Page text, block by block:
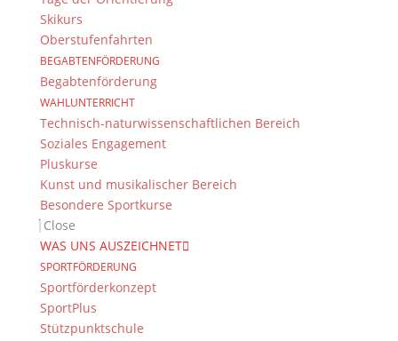
Skikurs
Oberstufenfahrten
BEGABTENFÖRDERUNG
Begabtenförderung
WAHLUNTERRICHT
Technisch-naturwissenschaftlichen Bereich
Soziales Engagement
Pluskurse
Kunst und musikalischer Bereich
Besondere Sportkurse
Close
WAS UNS AUSZEICHNET
SPORTFÖRDERUNG
Sportförderkonzept
SportPlus
Stützpunktschule
Tel.: +49 (0) 951 93 23 90
Fax.: +49 (0) 951 93 23 92 0
E-Mail:dg@stadt.bamberg.de
Kontakt & Ansprechpartner
Senden Sie uns Ihre Nachricht.
Impressum & Datenschutz
Impressum
Datenschutzerklärung
Kontakt
© 2015-2022, Dientzenhofer-Gymnasium Bamberg
Immer Aktuell